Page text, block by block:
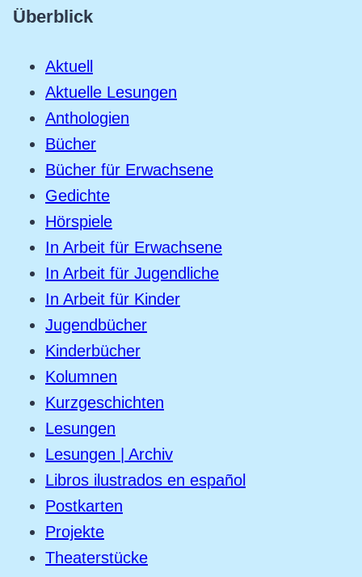
Überblick
Aktuell
Aktuelle Lesungen
Anthologien
Bücher
Bücher für Erwachsene
Gedichte
Hörspiele
In Arbeit für Erwachsene
In Arbeit für Jugendliche
In Arbeit für Kinder
Jugendbücher
Kinderbücher
Kolumnen
Kurzgeschichten
Lesungen
Lesungen | Archiv
Libros ilustrados en español
Postkarten
Projekte
Theaterstücke